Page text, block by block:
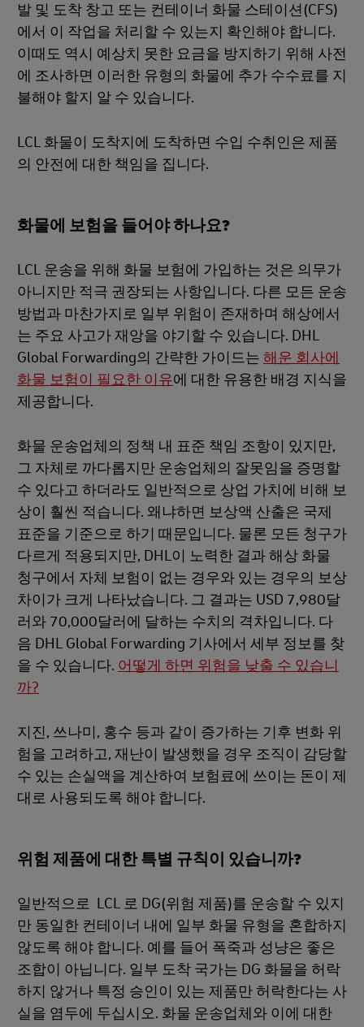
발 및 도착 창고 또는 컨테이너 화물 스테이션(CFS)
에서 이 작업을 처리할 수 있는지 확인해야 합니다.
이때도 역시 예상치 못한 요금을 방지하기 위해 사전
에 조사하면 이러한 유형의 화물에 추가 수수료를 지
불해야 할지 알 수 있습니다.
LCL 화물이 도착지에 도착하면 수입 수취인은 제품
의 안전에 대한 책임을 집니다.
화물에 보험을 들어야 하나요?
LCL 운송을 위해 화물 보험에 가입하는 것은 의무가
아니지만 적극 권장되는 사항입니다. 다른 모든 운송
방법과 마찬가지로 일부 위험이 존재하며 해상에서
는 주요 사고가 재앙을 야기할 수 있습니다. DHL
Global Forwarding의 간략한 가이드는 해운 회사에
화물 보험이 필요한 이유에 대한 유용한 배경 지식을
제공합니다.
화물 운송업체의 정책 내 표준 책임 조항이 있지만,
그 자체로 까다롭지만 운송업체의 잘못임을 증명할
수 있다고 하더라도 일반적으로 상업 가치에 비해 보
상이 훨씬 적습니다. 왜냐하면 보상액 산출은 국제
표준을 기준으로 하기 때문입니다. 물론 모든 청구가
다르게 적용되지만, DHL이 노력한 결과 해상 화물
청구에서 자체 보험이 없는 경우와 있는 경우의 보상
차이가 크게 나타났습니다. 그 결과는 USD 7,980달
러와 70,000달러에 달하는 수치의 격차입니다. 다
음 DHL Global Forwarding 기사에서 세부 정보를 찾
을 수 있습니다. 어떻게 하면 위험을 낮출 수 있습니
까?
지진, 쓰나미, 홍수 등과 같이 증가하는 기후 변화 위
험을 고려하고, 재난이 발생했을 경우 조직이 감당할
수 있는 손실액을 계산하여 보험료에 쓰이는 돈이 제
대로 사용되도록 해야 합니다.
위험 제품에 대한 특별 규칙이 있습니까?
일반적으로 LCL 로 DG(위험 제품)를 운송할 수 있지
만 동일한 컨테이너 내에 일부 화물 유형을 혼합하지
않도록 해야 합니다. 예를 들어 폭죽과 성냥은 좋은
조합이 아닙니다. 일부 도착 국가는 DG 화물을 허락
하지 않거나 특정 승인이 있는 제품만 허락한다는 사
실을 염두에 두십시오. 화물 운송업체와 이에 대한